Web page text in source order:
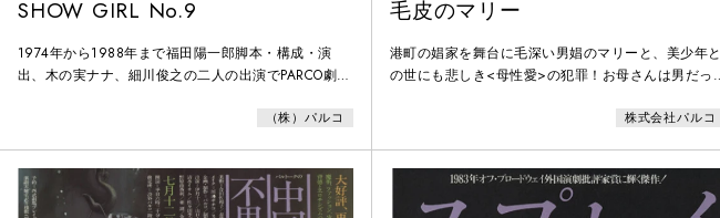
SHOW GIRL No.9
1974年から1988年まで福田陽一郎脚本・構成・演
出、木の実ナナ、細川俊之の二人の出演でPARCO劇場
の歴史が語られる時には必ず話題にあがる本シリーズ
心暖まるラブ・コメディです。
（株）パルコ
毛皮のマリー
港町の娼家を舞台に毛深い男娼のマリーと、美少年と
の世にも悲しき<母性愛>の犯罪！お母さんは男だっ
株式会社パルコ